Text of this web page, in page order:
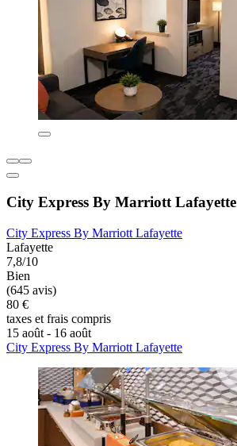
City Express By Marriott Lafayette
City Express By Marriott Lafayette
Lafayette
7,8/10
Bien
(645 avis)
80 €
taxes et frais compris
15 août - 16 août
City Express By Marriott Lafayette